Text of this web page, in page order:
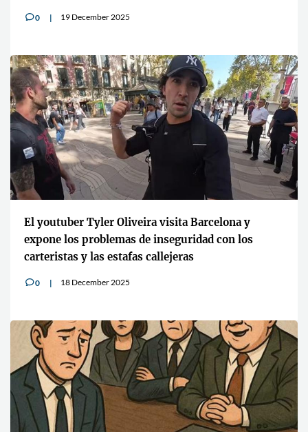
v0 19 December 2025
El youtuber Tyler Oliveira visita Barcelona y
expone los problemas de inseguridad con los
carteristas y las estafas callejeras
v0 18 December 2025